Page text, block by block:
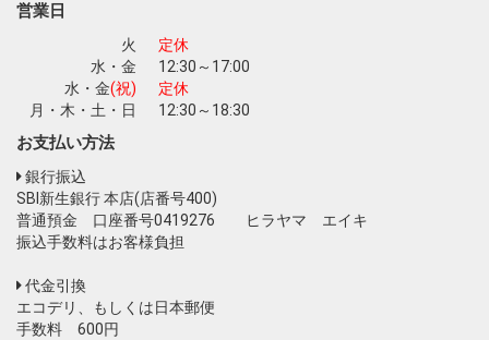
営業日
火
定休
水・金
12:30～17:00
水・金(祝)
定休
月・木・土・日
12:30～18:30
お支払い方法
銀行振込
SBI新生銀行 本店(店番号400)
普通預金 口座番号0419276 ヒラヤマ エイキ
振込手数料はお客様負担
代金引換
エコデリ、もしくは日本郵便
手数料 600円